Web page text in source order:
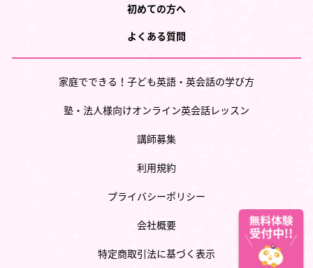
初めての方へ
よくある質問
家庭でできる！子ども英語・英会話の学び方
塾・法人様向けオンライン英会話レッスン
講師募集
利用規約
プライバシーポリシー
会社概要
特定商取引法に基づく表示